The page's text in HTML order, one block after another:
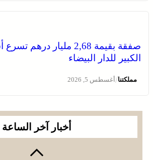
صفقة بقيمة 2,68 مليار
الكبير للدار البيضاء
مملكتنا/أغسطس 5, 2026
أخبار آخر الساعة